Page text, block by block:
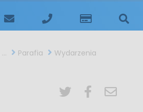
Parafia
Wydarzenia